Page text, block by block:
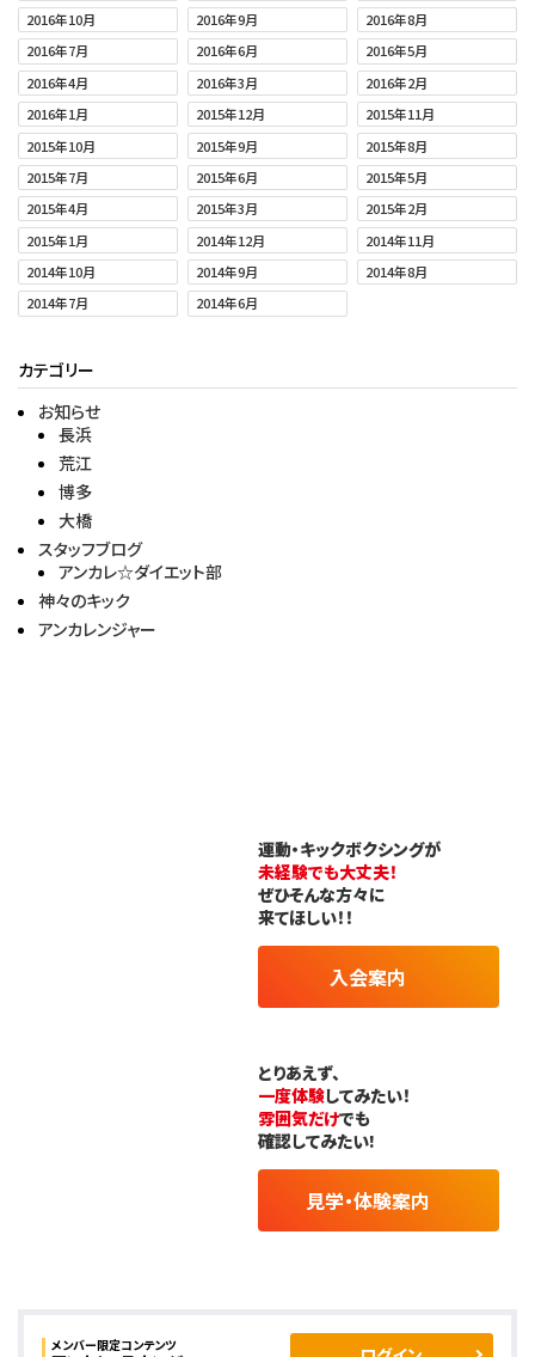
2016年10月
2016年9月
2016年8月
2016年7月
2016年6月
2016年5月
2016年4月
2016年3月
2016年2月
2016年1月
2015年12月
2015年11月
2015年10月
2015年9月
2015年8月
2015年7月
2015年6月
2015年5月
2015年4月
2015年3月
2015年2月
2015年1月
2014年12月
2014年11月
2014年10月
2014年9月
2014年8月
2014年7月
2014年6月
カテゴリー
お知らせ
長浜
荒江
博多
大橋
スタッフブログ
アンカレ☆ダイエット部
神々のキック
アンカレンジャー
運動・キックボクシングが
未経験でも大丈夫！
ぜひそんな方々に
来てほしい！！
入会案内
とりあえず、
一度体験してみたい！
雰囲気だけでも
確認してみたい!
見学・体験案内
メンバー限定コンテンツ